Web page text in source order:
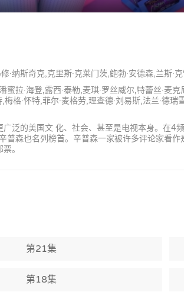
纳斯奇克,克里斯·克莱门茨,鲍勃·安德森,兰斯·
拉·海登,露西·泰勒,麦琪·罗丝威尔,特蕾丝·麦
·怀特,菲尔·麦格劳,理查德·刘易斯,法兰·德瑞
泛的美国文 化、社会、甚至是电视本身。在
森也名列榜首。辛普森一家被许多评论家看
。
第21集
第18集